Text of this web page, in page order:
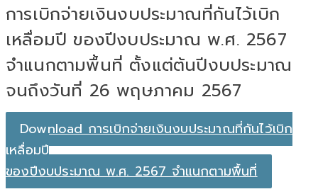
การเบิกจ่ายเงินงบประมาณที่กันไว้เบิก
เหลื่อมปี ของปีงบประมาณ พ.ศ. 2567
จำแนกตามพื้นที่ ตั้งแต่ต้นปีงบประมาณ
จนถึงวันที่ 26 พฤษภาคม 2567
Download การเบิกจ่ายเงินงบประมาณที่กันไว้เบิก
เหลื่อมปี
ของปีงบประมาณ พ.ศ. 2567 จำแนกตามพื้นที่